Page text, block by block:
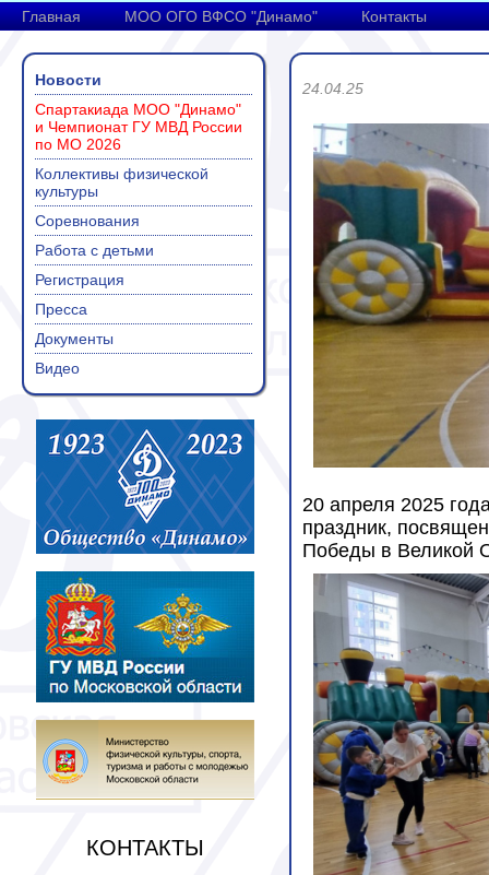
Главная МОО ОГО ВФСО "Динамо" Контакты
Новости
Спартакиада МОО "Динамо"
и Чемпионат ГУ МВД России
по МО 2026
Коллективы физической
культуры
Соревнования
Работа с детьми
Регистрация
Пресса
Документы
Видео
КОНТАКТЫ
24.04.25
20 апреля 2025
праздник,
Победы в Великой